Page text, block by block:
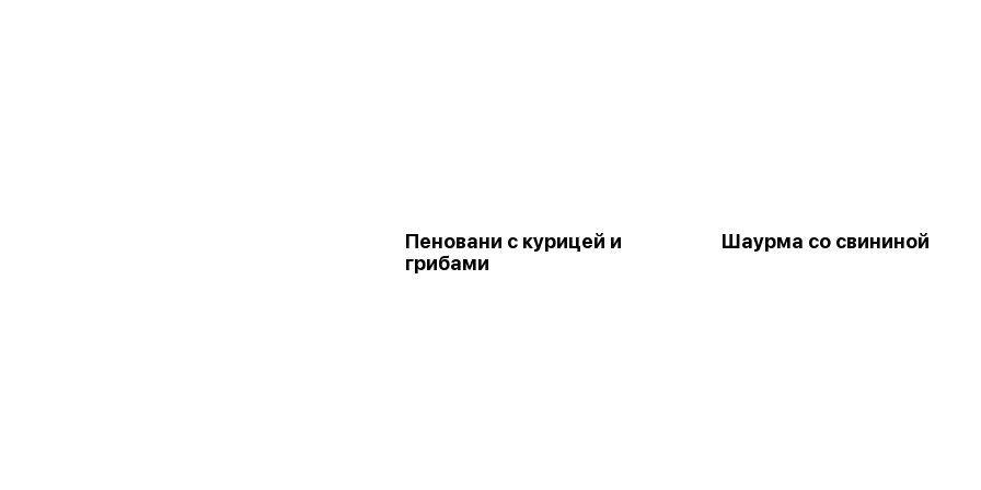
Пеновани с курицей и
грибами
Шаурма со свининой